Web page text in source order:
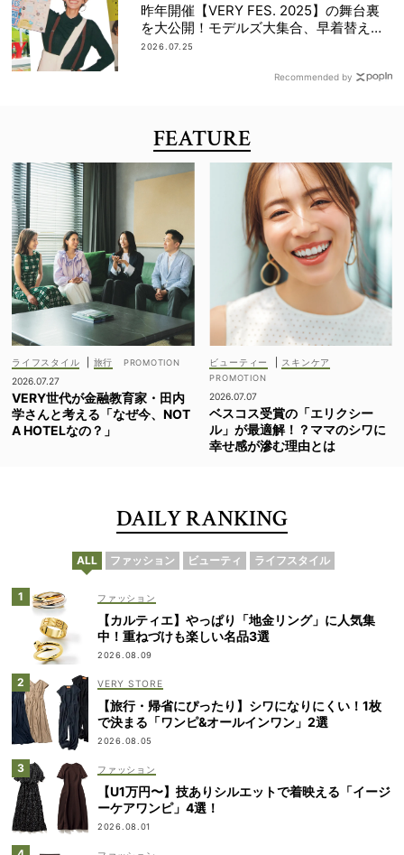
昨年開催【VERY FES. 2025】の舞台裏
を大公開！モデルズ大集合、早着替え作
戦etc.
2026.07.25
Recommended by
FEATURE
ライフスタイル
旅行
2026.07.27
VERY世代が金融教育家・田内
学さんと考える「なぜ今、NOT
A HOTELなの？」
ビューティー スキンケア
2026.07.07
ベスコス受賞の「エリクシー
ル」が最適解！？ママのシワに
幸せ感が滲む理由とは
DAILY RANKING
ALL ファッション ビューティ ライフスタイル
ファッション
【カルティエ】やっぱり「地金リング」に人気集
中！重ねづけも楽しい名品3選
2026.08.09
VERY STORE
【旅行・帰省にぴったり】シワになりにくい！1枚
で決まる「ワンピ&オールインワン」2選
2026.08.05
ファッション
【U1万円〜】技ありシルエットで着映える「イージ
ーケアワンピ」4選！
2026.08.01